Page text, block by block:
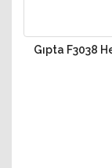
Gıpta F3038